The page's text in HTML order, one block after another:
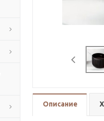
Описание